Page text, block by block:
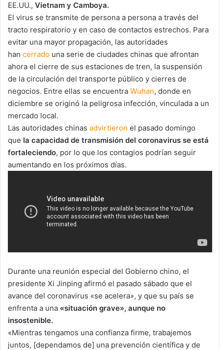
EE.UU., Vietnam y Camboya.
El virus se transmite de persona a persona a través del
tracto respiratorio y en caso de contactos estrechos. Para
evitar una mayor propagación, las autoridades
han cerrado una serie de ciudades chinas que afrontan
ahora el cierre de sus estaciones de tren, la suspensión
de la circulación del transporte público y cierres de
negocios. Entre ellas se encuentra Wuhan, donde en
diciembre se originó la peligrosa infección, vinculada a un
mercado local.
Las autoridades chinas advirtieron el pasado domingo
que la capacidad de transmisión del coronavirus se está
fortaleciendo, por lo que los contagios podrían seguir
aumentando en los próximos días.
Durante una reunión especial del Gobierno chino, el
presidente Xi Jinping afirmó el pasado sábado que el
avance del coronavirus «se acelera», y que su país se
enfrenta a una «situación grave», aunque no
insostenible.
«Mientras tengamos una confianza firme, trabajemos
juntos, [dependamos de] una prevención científica y de